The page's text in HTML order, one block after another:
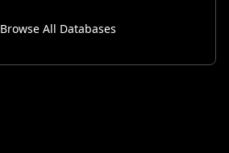
Browse All Databases